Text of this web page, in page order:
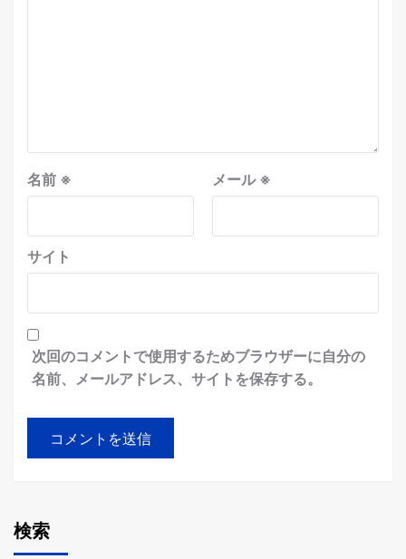
名前 ※ メール※
サイト
次回のコメントで使用するためブラウザーに自分の
名前、メールアドレス、サイトを保存する。
検索